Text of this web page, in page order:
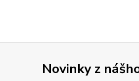
Novinky z